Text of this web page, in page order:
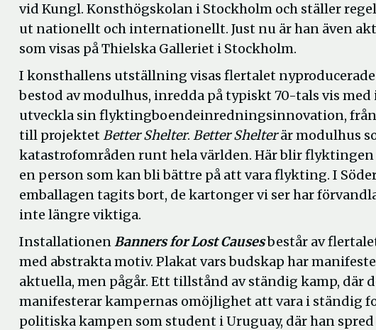
vid Kungl. Konsthögskolan i Stockholm och ställer
ut nationellt och internationellt. Just nu är han även
som visas på Thielska Galleriet i Stockholm.
I konsthallens utställning visas flertalet
bestod av modulhus, inredda på typiskt 70-tals vis
utveckla sin flyktingboendeinredningsinnovation,
till projektetBetter Shelter. Better Shelterär modulhus
katastrofområden runt hela världen. Här blir
en person som kan bli bättre på att vara flykting. I
emballagen tagits bort, de kartonger vi ser har
inte längre viktiga.
InstallationenBanners for Lost Causesbestår av
med abstrakta motiv. Plakat vars budskap har
aktuella, men pågår. Ett tillstånd av ständig kamp, där
manifesterar kampernas omöjlighet att vara i ständig
politiska kampen som student i Uruguay, där han